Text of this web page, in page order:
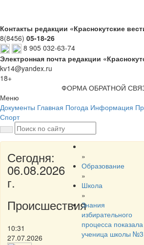
Контакты редакции «Краснокутские
8(8456) 05-18-26
8 905 032-63-74
Электронная почта редакции
kv14@yandex.ru
18+
ФОРМА ОБРАТНОЙ
Меню
Документы Главная Погода Информация
Спорт
Сегодня:
06.08.2026
г.
Происшествия
10:31
27.07.2026
»
Образование
»
Школа
»
Знания
избирательного
процесса показала
ученица школы №3